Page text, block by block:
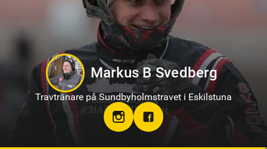
Jörgen Westholm
Travtränare på Solvalla